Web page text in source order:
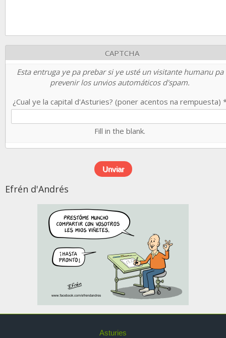
CAPTCHA
Esta entruga ye pa prebar si ye usté un visitante humanu pa
prevenir los unvios automáticos d'spam.
¿Cual ye la capital d'Asturies? (poner acentos na rempuesta)
Fill in the blank.
Efrén d'Andrés
Asturies